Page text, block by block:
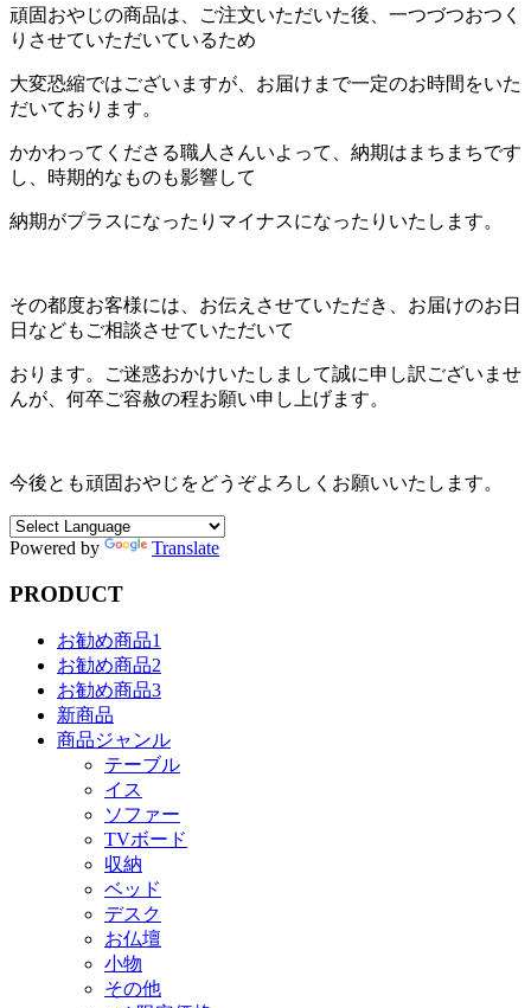
頑固おやじの商品は、ご注文いただいた後、一つづつおつく
りさせていただいているため
大変恐縮ではございますが、お届けまで一定のお時間をいた
だいております。
かかわってくださる職人さんいよって、納期はまちまちです
し、時期的なものも影響して
納期がプラスになったりマイナスになったりいたします。
その都度お客様には、お伝えさせていただき、お届けのお日
日などもご相談させていただいて
おります。ご迷惑おかけいたしまして誠に申し訳ございませ
んが、何卒ご容赦の程お願い申し上げます。
今後とも頑固おやじをどうぞよろしくお願いいたします。
Powered by Translate
PRODUCT
お勧め商品1
お勧め商品2
お勧め商品3
新商品
商品ジャンル
テーブル
イス
ソファー
TVボード
収納
ベッド
デスク
お仏壇
小物
その他